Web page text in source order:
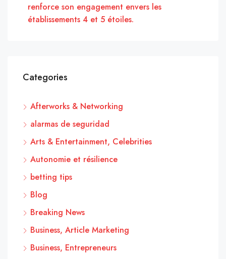
renforce son engagement envers les
établissements 4 et 5 étoiles.
Categories
Afterworks & Networking
alarmas de seguridad
Arts & Entertainment, Celebrities
Autonomie et résilience
betting tips
Blog
Breaking News
Business, Article Marketing
Business, Entrepreneurs